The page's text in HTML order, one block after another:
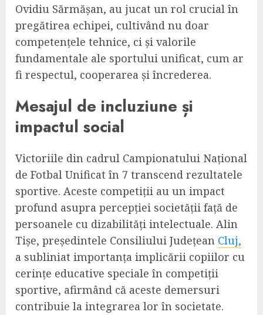
Ovidiu Sărmășan, au jucat un rol crucial în
pregătirea echipei, cultivând nu doar
competențele tehnice, ci și valorile
fundamentale ale sportului unificat, cum ar
fi respectul, cooperarea și încrederea.
Mesajul de incluziune și
impactul social
Victoriile din cadrul Campionatului Național
de Fotbal Unificat în 7 transcend rezultatele
sportive. Aceste competiții au un impact
profund asupra percepției societății față de
persoanele cu dizabilități intelectuale. Alin
Tișe, președintele Consiliului Județean Cluj,
a subliniat importanța implicării copiilor cu
cerințe educative speciale în competiții
sportive, afirmând că aceste demersuri
contribuie la integrarea lor în societate.